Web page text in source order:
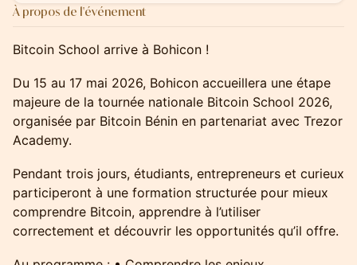
À propos de l'événement
Bitcoin School arrive à Bohicon !
Du 15 au 17 mai 2026, Bohicon accueillera une étape
majeure de la tournée nationale Bitcoin School 2026,
organisée par Bitcoin Bénin en partenariat avec Trezor
Academy.
Pendant trois jours, étudiants, entrepreneurs et curieux
participeront à une formation structurée pour mieux
comprendre Bitcoin, apprendre à l’utiliser
correctement et découvrir les opportunités qu’il offre.